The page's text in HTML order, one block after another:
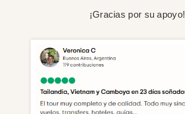
¡Gracias por su apoyo!